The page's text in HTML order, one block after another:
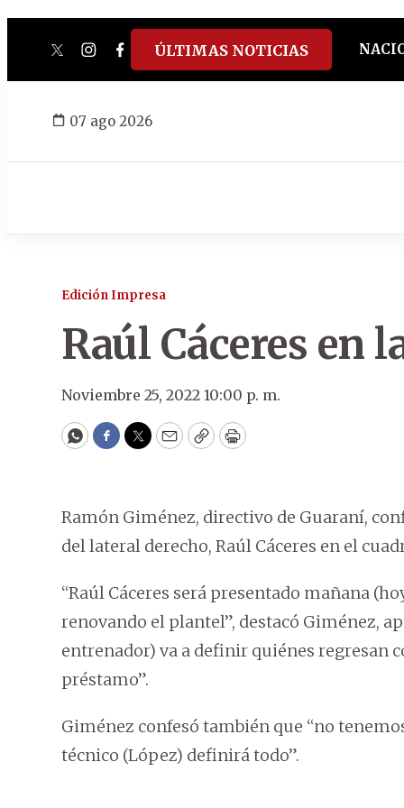
twitterinstagram
facebook
tiktokyoutube
spotify
ÚLTIMAS NOTICIAS
07 ago 2026
Edición Impresa
Raúl Cáceres en
Noviembre 25, 2022 10:00 p. m.
WhatsApp
Facebook
Twitter
EmailCopyPrint
Ramón Giménez, directivo de Guaraní,
del lateral derecho, Raúl Cáceres en el
“Raúl Cáceres será presentado mañana
renovando el plantel”, destacó Giménez,
entrenador) va a definir quiénes regresan
préstamo”.
Giménez confesó también que “no
técnico (López) definirá todo”.